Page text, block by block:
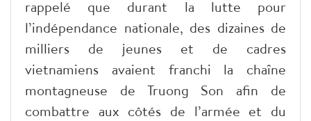
rappelé que durant la lutte pour
l’indépendance nationale, des dizaines de
milliers de jeunes et de cadres
vietnamiens avaient franchi la chaîne
montagneuse de Truong Son afin de
combattre aux côtés de l’armée et du